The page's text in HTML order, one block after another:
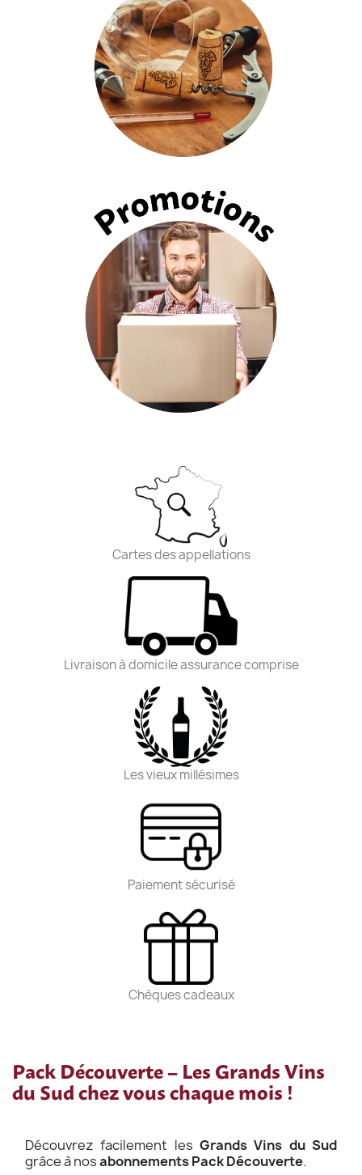
Cartes des appellations
Livraison à domicile assurance comprise
Les vieux millésimes
Paiement sécurisé
Chèques cadeaux
Pack Découverte – Les Grands Vins
du Sud chez vous chaque mois !
Découvrez facilement les Grands Vins du Sud
grâce à nosabonnements Pack Découverte.